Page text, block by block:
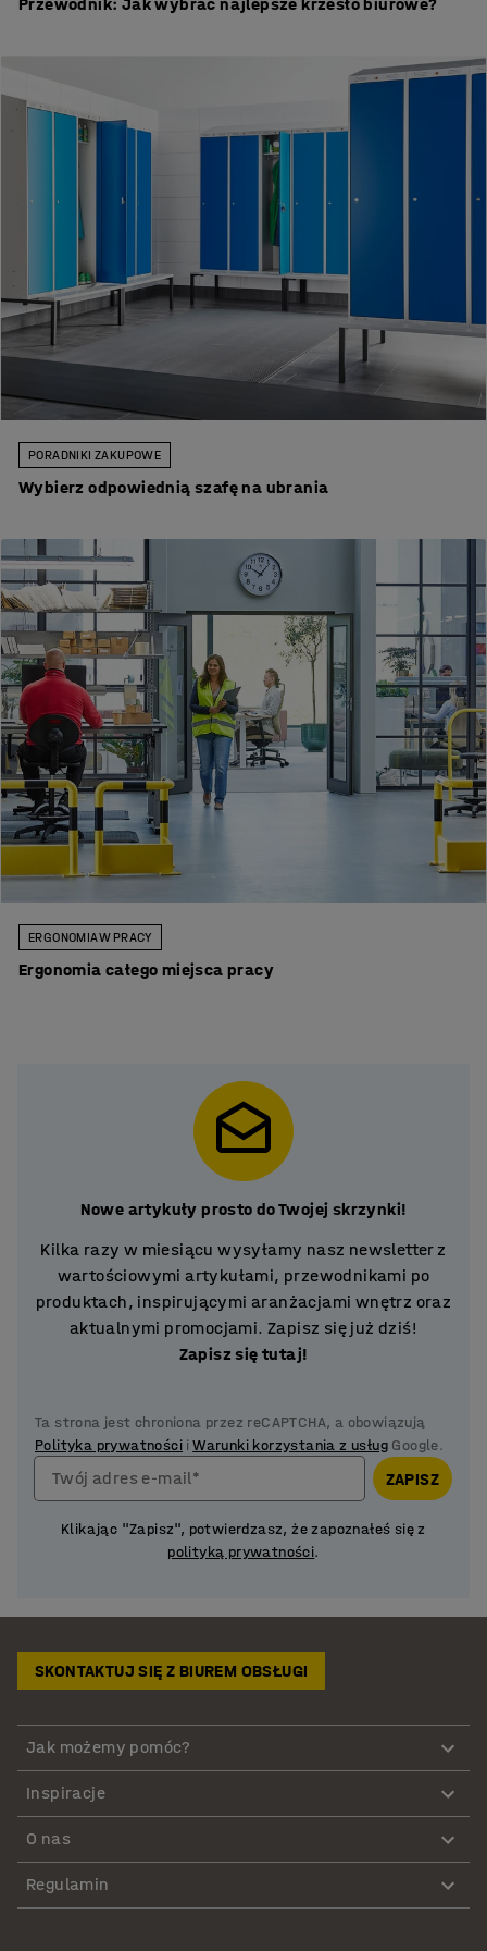
Przewodnik: Jak wybrać najlepsze krzesło biurowe?
PORADNIKI ZAKUPOWE
Wybierz odpowiednią szafę na ubrania
ERGONOMIA W PRACY
Ergonomia całego miejsca pracy
Nowe artykuły prosto do Twojej skrzynki!
Kilka razy w miesiącu wysyłamy nasz newsletter z
wartościowymi artykułami, przewodnikami po
produktach, inspirującymi aranżacjami wnętrz oraz
aktualnymi promocjami. Zapisz się już dziś!
Zapisz się tutaj!
Ta strona jest chroniona przez reCAPTCHA, a obowiązują
Polityka prywatności iWarunki korzystania z usług Google.
Twój adres e-mail* ZAPISZ
Klikając "Zapisz", potwierdzasz, że zapoznałeś się z
polityką prywatności.
SKONTAKTUJ SIĘ Z BIUREM OBSŁUGI
Jak możemy pomóc?
Inspiracje
O nas
Regulamin